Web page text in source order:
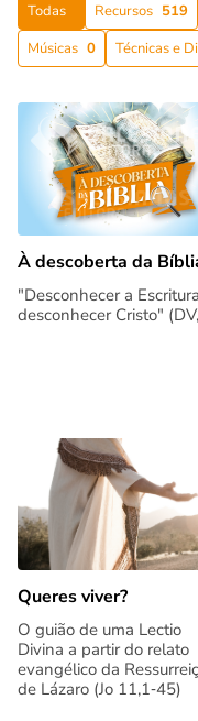
Todas Recursos 519
Músicas 0 Técnicas e
À descoberta da
"Desconhecer a
desconhecer Cristo"
Queres viver?
O guião de uma Lectio
Divina a partir do relato
evangélico da
de Lázaro (Jo 11,1‑45)